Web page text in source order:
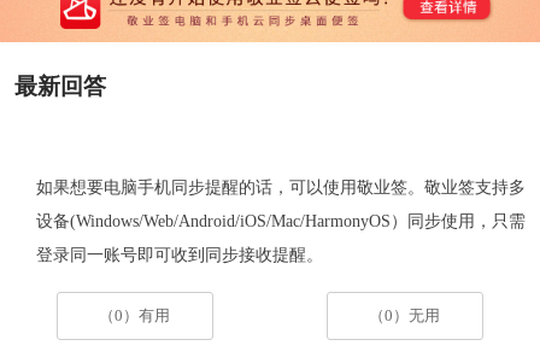
最新回答
如果想要电脑手机同步提醒的话，可以使用敬业签。敬业签支持多
设备(Windows/Web/Android/iOS/Mac/HarmonyOS）同步使用 ， 只需
登录同一账号即可收到同步接收提醒。
（0）有用 （0）无用